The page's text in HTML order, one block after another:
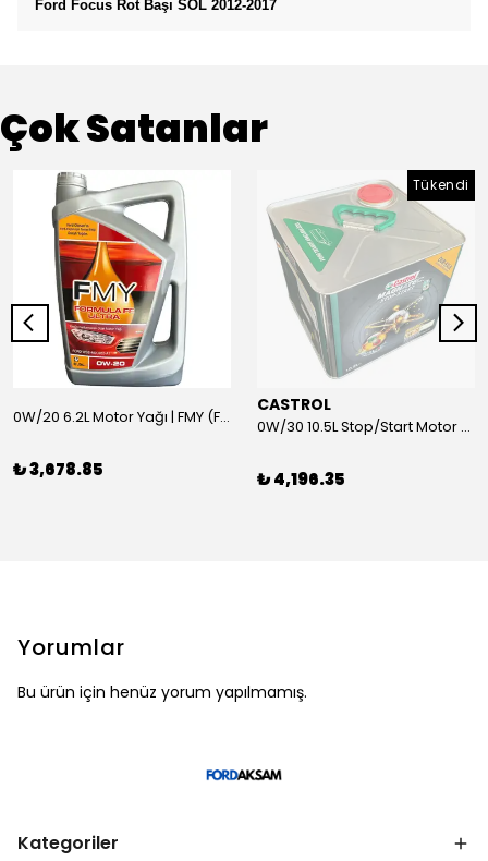
Ford Focus Rot Başı SOL 2012-2017
Çok Satanlar
0W/20 6.2L Motor Yağı | FMY (Ford Motor Yağları)
₺ 3,678.85
Tükendi
CASTROL
0W/30 10.5L Stop/Start Motor Yağı | CASTROL
₺ 4,196.35
Yorumlar
Bu ürün için henüz yorum yapılmamış.
Kategoriler